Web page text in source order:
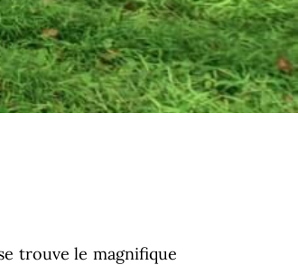
trouve le magnifique